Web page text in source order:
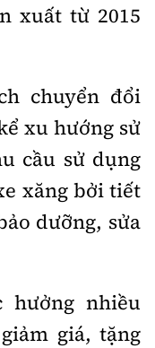
xuất từ 2015
chuyển đổi
xu hướng sử
cầu sử dụng
xăng bởi tiết
dưỡng, sửa
hưởng nhiều
giá, tặng